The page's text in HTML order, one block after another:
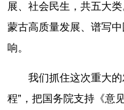
展、社会民生，共五大
蒙古高质量发展、谱写
响。
我们抓住这次重大
程”，把国务院支持《意